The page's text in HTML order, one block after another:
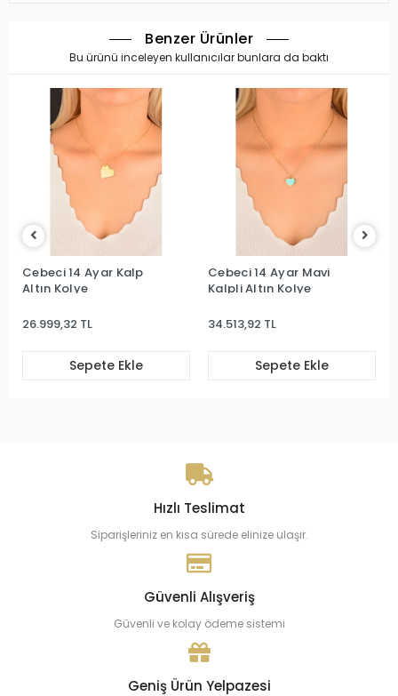
Benzer Ürünler
Bu ürünü inceleyen kullanıcılar bunlara da baktı
Cebeci 14 Ayar Kalp
Altın Kolye
26.999,32 TL
Sepete Ekle
Cebeci 14 Ayar Mavi
Kalpli Altın Kolye
34.513,92 TL
Sepete Ekle
Hızlı Teslimat
Siparişleriniz en kısa sürede elinize ulaşır.
Güvenli Alışveriş
Güvenli ve kolay ödeme sistemi
Geniş Ürün Yelpazesi